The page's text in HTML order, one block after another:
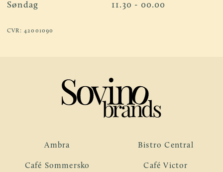
Søndag
11.30 - 00.00
CVR: 42001090
Ambra Bistro Central
Café Sommersko Café Victor